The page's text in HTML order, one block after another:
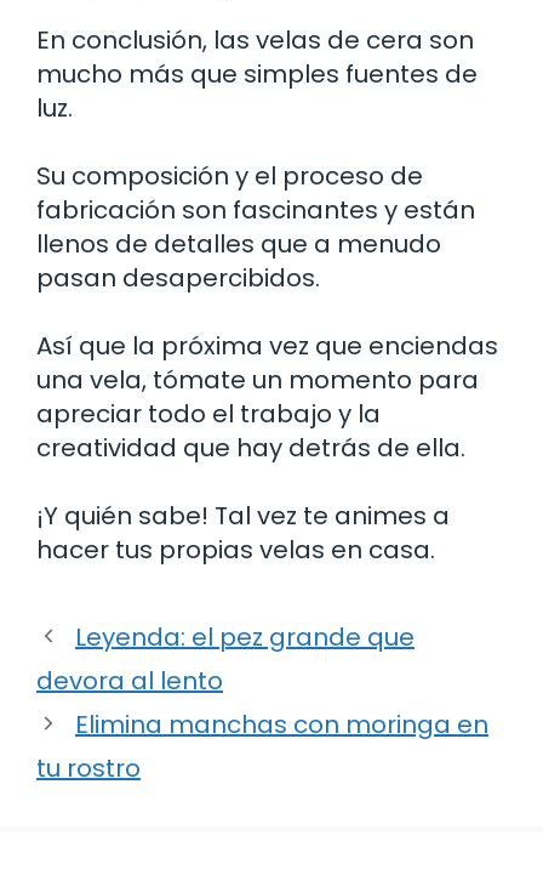
En conclusión, las velas de cera son
mucho más que simples fuentes de
luz.
Su composición y el proceso de
fabricación son fascinantes y están
llenos de detalles que a menudo
pasan desapercibidos.
Así que la próxima vez que enciendas
una vela, tómate un momento para
apreciar todo el trabajo y la
creatividad que hay detrás de ella.
¡Y quién sabe! Tal vez te animes a
hacer tus propias velas en casa.
Leyenda: el pez grande que
devora al lento
Elimina manchas con moringa en
tu rostro